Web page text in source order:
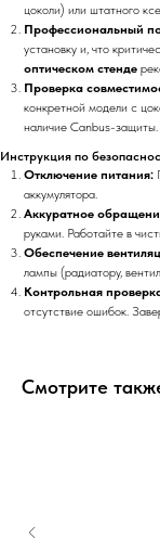
цоколи) или штатного
Профессиональный
установку и, что
оптическом стенде
Проверка
конкретной модели с
наличие Canbus-защиты.
Инструкция по
Отключение питания:
аккумулятора.
Аккуратное
руками. Работайте в
Обеспечение
лампы (радиатору,
Контрольная
отсутствие ошибок.
Смотрите